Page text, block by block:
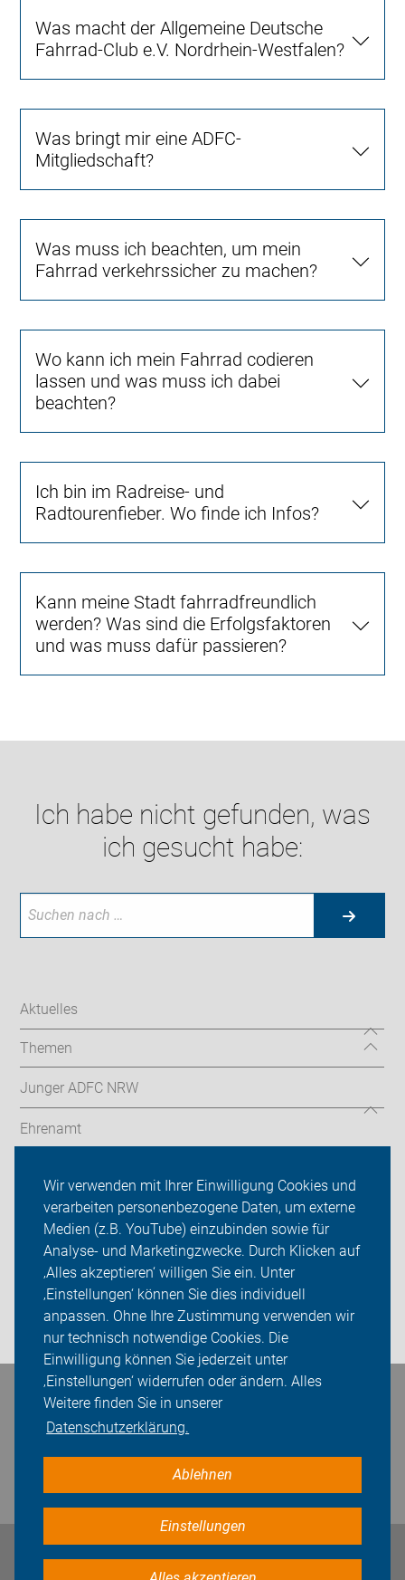
Wir verwenden mit Ihrer Einwilligung Cookies und
verarbeiten personenbezogene Daten, um externe
Medien (z.B. YouTube) einzubinden sowie für
Analyse- und Marketingzwecke. Durch Klicken auf
‚Alles akzeptieren‘ willigen Sie ein. Unter
‚Einstellungen‘ können Sie dies individuell
anpassen. Ohne Ihre Zustimmung verwenden wir
nur technisch notwendige Cookies. Die
Einwilligung können Sie jederzeit unter
‚Einstellungen‘ widerrufen oder ändern. Alles
Weitere finden Sie in unserer
Datenschutzerklärung.
Ablehnen
Einstellungen
Was macht der Allgemeine Deutsche
Fahrrad-Club e.V. Nordrhein-Westfalen?
Was bringt mir eine ADFC-
Mitgliedschaft?
Was muss ich beachten, um mein
Fahrrad verkehrssicher zu machen?
Wo kann ich mein Fahrrad codieren
lassen und was muss ich dabei
beachten?
Ich bin im Radreise- und
Radtourenfieber. Wo finde ich Infos?
Kann meine Stadt fahrradfreundlich
werden? Was sind die Erfolgsfaktoren
und was muss dafür passieren?
Ich habe nicht gefunden, was
ich gesucht habe:
Aktuelles
Themen
Junger ADFC NRW
Ehrenamt
Über uns
Sei dabei
Presse
Login
Bleiben Sie in Kontakt